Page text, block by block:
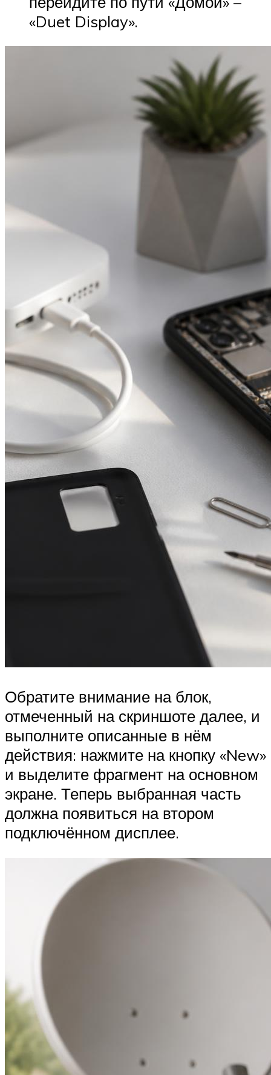
«Duet Display».
Обратите внимание на блок,
отмеченный на скриншоте далее, и
выполните описанные в нём
действия: нажмите на кнопку «New»
и выделите фрагмент на основном
экране. Теперь выбранная часть
должна появиться на втором
подключённом дисплее.